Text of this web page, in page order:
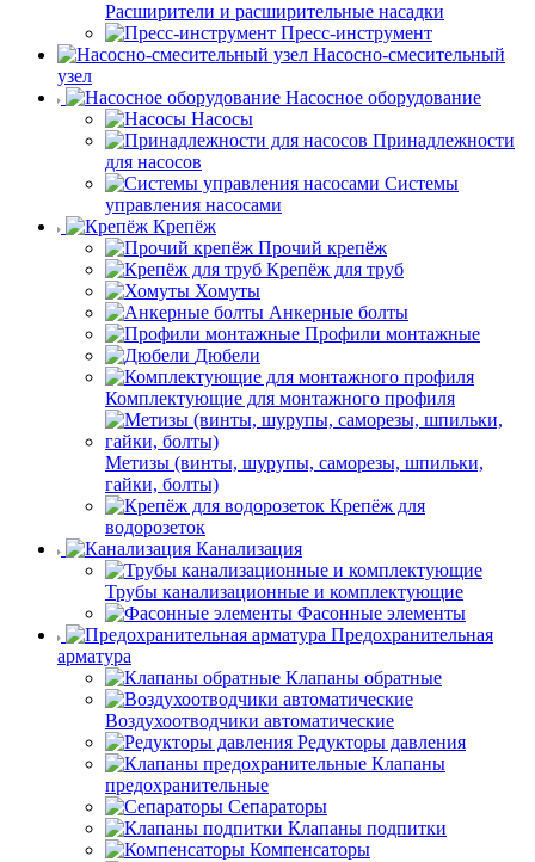
Расширители и расширительные насадки
Пресс-инструмент
Насосно-смесительный
узел
Насосное оборудование
Насосы
Принадлежности
для насосов
Системы
управления насосами
Крепёж
Прочий крепёж
Крепёж для труб
Хомуты
Анкерные болты
Профили монтажные
Дюбели
Комплектующие для монтажного профиля
Метизы (винты, шурупы, саморезы, шпильки,
гайки, болты)
Крепёж для
водорозеток
Канализация
Трубы канализационные и комплектующие
Фасонные элементы
Предохранительная
арматура
Клапаны обратные
Воздухоотводчики автоматические
Редукторы давления
Клапаны
предохранительные
Сепараторы
Клапаны подпитки
Компенсаторы